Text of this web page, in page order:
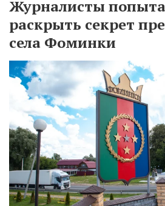
Журналисты
раскрыть секрет
села Фоминки